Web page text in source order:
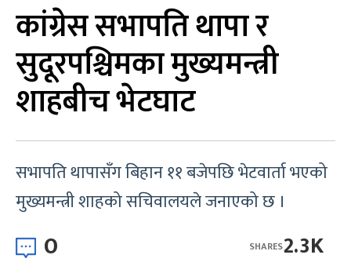
कांग्रेस सभापति थापा र
सुदूरपश्चिमका मुख्यमन्त्री
शाहबीच भेटघाट
सभापति थापासँग बिहान ११ बजेपछि भेटवार्ता भएको
मुख्यमन्त्री शाहको सचिवालयले जनाएको छ ।
0 2.3K
SHARES